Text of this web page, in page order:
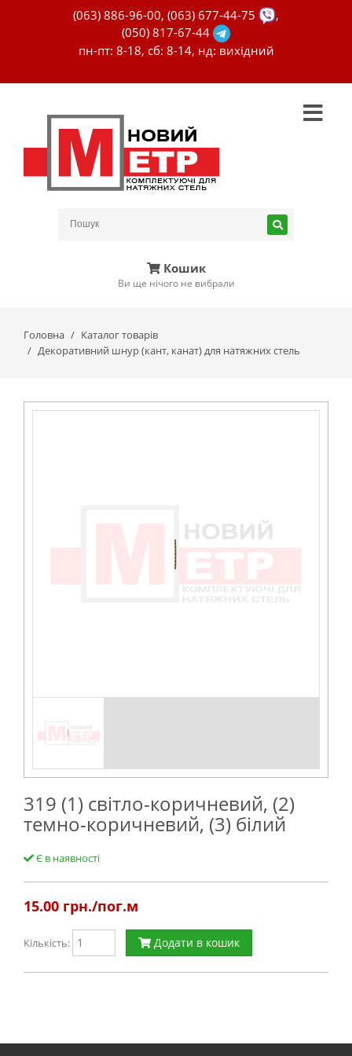
(063) 886-96-00, (063) 677-44-75
,
(050) 817-67-44
пн-пт: 8-18, сб: 8-14, нд: вихідний
Кошик
Ви ще нічого не вибрали
Головна
Каталог товарів
Декоративний шнур (кант, канат) для натяжних стель
319 (1) світло-коричневий, (2)
темно-коричневий, (3) білий
Є в наявності
15.00 грн./пог.м
Кількість: Додати в кошик